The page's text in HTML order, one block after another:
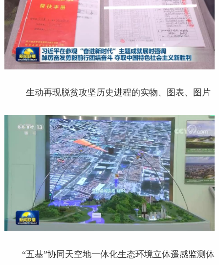
生动再现脱贫攻坚历史进程的实物、图表、图片
“五基”协同天空地一体化生态环境立体遥感监测体